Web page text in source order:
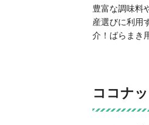
豊富な調味料
産選びに利用
介！ばらまき
ココナ